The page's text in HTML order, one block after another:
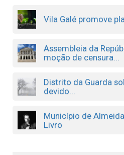
Vila Galé promove
Assembleia da
moção de censura...
Distrito da Guarda
devido...
Município de
Livro